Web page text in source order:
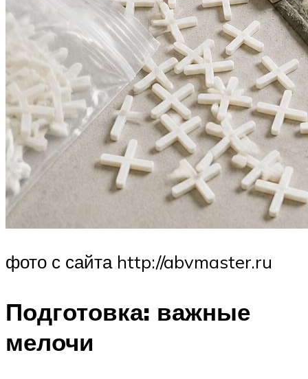
фото с сайта http://abvmaster.ru
Подготовка: важные
мелочи